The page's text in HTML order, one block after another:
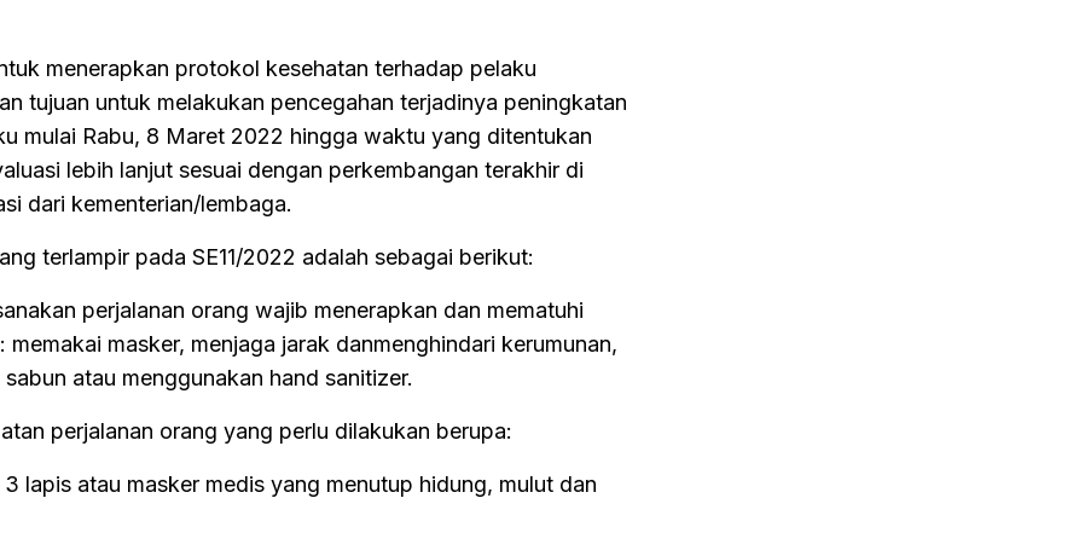
menerapkan protokol kesehatan terhadap pelaku
tujuan untuk melakukan pencegahan terjadinya peningkatan
mulai Rabu, 8 Maret 2022 hingga waktu yang ditentukan
lebih lanjut sesuai dengan perkembangan terakhir di
dari kementerian/lembaga.
terlampir pada SE11/2022 adalah sebagai berikut:
perjalanan orang wajib menerapkan dan mematuhi
masker, menjaga jarak danmenghindari kerumunan,
atau menggunakan hand sanitizer.
perjalanan orang yang perlu dilakukan berupa:
lapis atau masker medis yang menutup hidung, mulut dan